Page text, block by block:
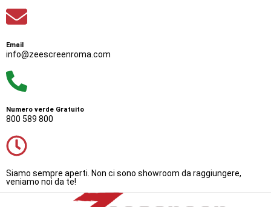
Email
info@zeescreenroma.com
Numero verde Gratuito
800 589 800
Siamo sempre aperti. Non ci sono showroom da raggiungere,
veniamo noi da te!